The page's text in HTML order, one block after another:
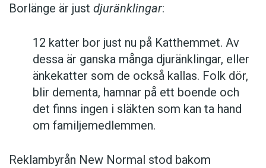
Borlänge är just djuränklingar:
12 katter bor just nu på Katthemmet. Av
dessa är ganska många djuränklingar, eller
änkekatter som de också kallas. Folk dör,
blir dementa, hamnar på ett boende och
det finns ingen i släkten som kan ta hand
om familjemedlemmen.
Reklambyrån New Normal stod bakom